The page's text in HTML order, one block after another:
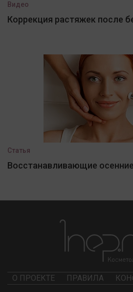
Видео
Коррекция растяжек после
Статья
Восстанавливающие
О ПРОЕКТЕ ПРАВИЛА